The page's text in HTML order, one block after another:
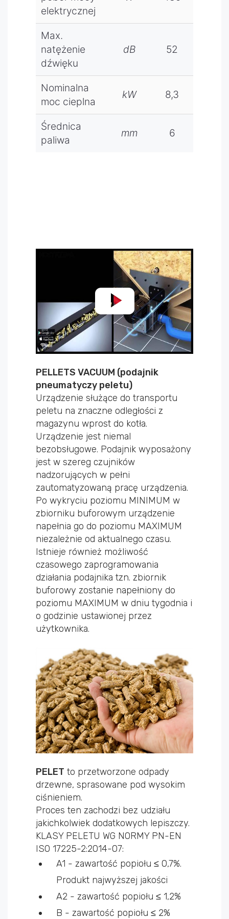
elektrycznej
Max.
natężenie
dźwięku
dB 52
Nominalna
moc cieplna
kW 8,3
Średnica
paliwa
mm 6
PELLETS VACUUM (podajnik
pneumatyczy peletu)
Urządzenie służące do transportu
peletu na znaczne odległości z
magazynu wprost do kotła.
Urządzenie jest niemal
bezobsługowe. Podajnik wyposażony
jest w szereg czujników
nadzorujących w pełni
zautomatyzowaną pracę urządzenia.
Po wykryciu poziomu MINIMUM w
zbiorniku buforowym urządzenie
napełnia go do poziomu MAXIMUM
niezależnie od aktualnego czasu.
Istnieje również możliwość
czasowego zaprogramowania
działania podajnika tzn. zbiornik
buforowy zostanie napełniony do
poziomu MAXIMUM w dniu tygodnia i
o godzinie ustawionej przez
użytkownika.
PELET to przetworzone odpady
drzewne, sprasowane pod wysokim
ciśnieniem.
Proces ten zachodzi bez udziału
jakichkolwiek dodatkowych lepiszczy.
KLASY PELETU WG NORMY PN-EN
ISO 17225-2:2014-07:
A1 - zawartość popiołu ≤ 0,7%.
Produkt najwyższej jakości
A2 - zawartość popiołu ≤ 1,2%
B - zawartość popiołu ≤ 2%